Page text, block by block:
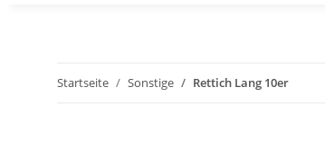
Startseite Sonstige Rettich Lang 10er